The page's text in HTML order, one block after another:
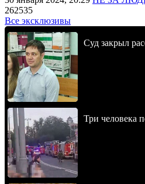
262535
Все эксклюзивы
Суд закрыл
Три человека